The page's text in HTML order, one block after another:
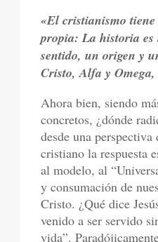
«El cristianismo
propia: La historia
sentido, un origen y
Cristo, Alfa y
Ahora bien, siendo
concretos, ¿dónde
desde una perspectiva
cristiano la respuesta
al modelo, al
y consumación de
Cristo. ¿Qué dice
venido a ser servido
vida”.